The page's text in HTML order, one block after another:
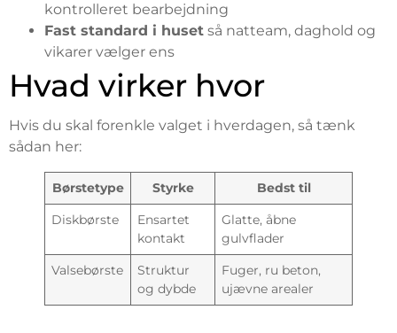
kontrolleret bearbejdning
Fast standard i huset så natteam, daghold og
vikarer vælger ens
Hvad virker hvor
Hvis du skal forenkle valget i hverdagen, så tænk
sådan her:
Børstetype Styrke
Bedst til
Diskbørste
Ensartet
kontakt
Glatte, åbne
gulvflader
Valsebørste
Struktur
og dybde
Fuger, ru beton,
ujævne arealer